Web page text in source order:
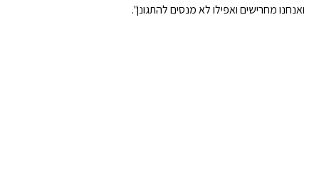
ואנחנו מחרישים ואפילו לא מנסים להתגונן".